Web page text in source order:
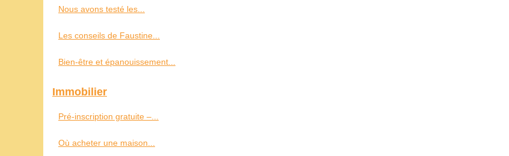
Nous avons testé les...
Les conseils de Faustine...
Bien-être et épanouissement...
Immobilier
Pré-inscription gratuite –...
Où acheter une maison...